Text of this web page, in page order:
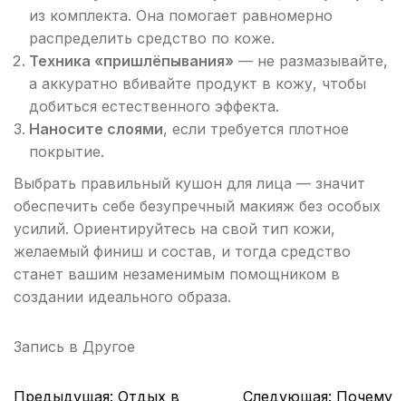
из комплекта. Она помогает равномерно
распределить средство по коже.
Техника «пришлёпывания» — не размазывайте,
а аккуратно вбивайте продукт в кожу, чтобы
добиться естественного эффекта.
Наносите слоями, если требуется плотное
покрытие.
Выбрать правильный кушон для лица — значит
обеспечить себе безупречный макияж без особых
усилий. Ориентируйтесь на свой тип кожи,
желаемый финиш и состав, и тогда средство
станет вашим незаменимым помощником в
создании идеального образа.
Запись в Другое
Навигация
Предыдущая: Отдых в
Следующая: Почему